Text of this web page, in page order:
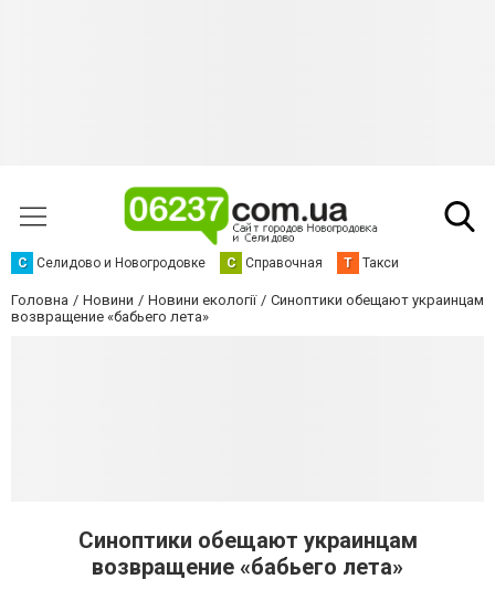
С Селидово и Новогродовке С Справочная Т Такси
Головна Новини Новини екології
Синоптики обещают украинцам
возвращение «бабьего лета»
Синоптики обещают украинцам
возвращение «бабьего лета»